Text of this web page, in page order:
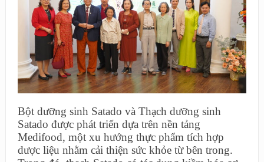
Bột dưỡng sinh Satado và Thạch dưỡng sinh
Satado được phát triển dựa trên nền tảng
Medifood, một xu hướng thực phẩm tích hợp
dược liệu nhằm cải thiện sức khỏe từ bên trong.